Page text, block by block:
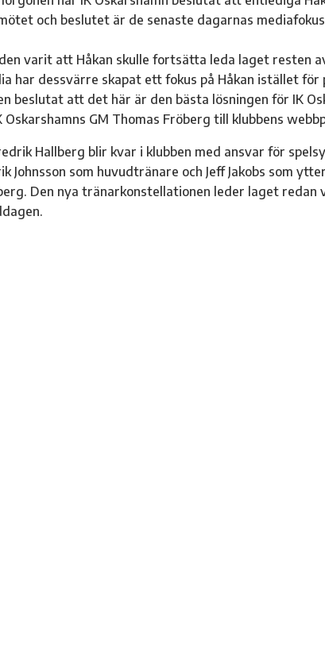
och beslutet är de senaste dagarnas
varit att Håkan skulle fortsätta leda laget resten
har dessvärre skapat ett fokus på Håkan istället
beslutat att det här är den bästa lösningen för IK
GM Thomas Fröberg till klubbens
Hallberg blir kvar i klubben med ansvar för
Johnsson som huvudtränare och Jeff Jakobs som
Den nya tränarkonstellationen leder laget redan